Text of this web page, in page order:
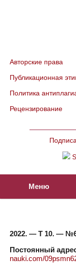
Авторские права
Публикационная
Политика
Рецензирование
Меню
2022. — Т 10. —
Постоянный
nauki.com/